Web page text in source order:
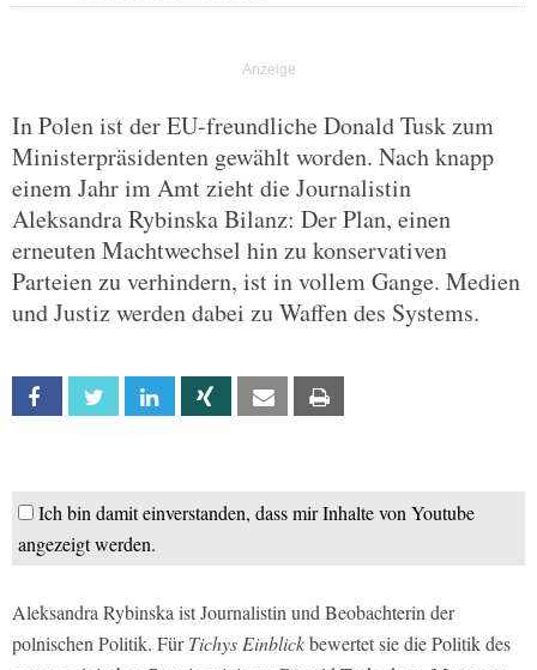
In Polen ist der EU-freundliche Donald Tusk zum
Ministerpräsidenten gewählt worden. Nach knapp
einem Jahr im Amt zieht die Journalistin
Aleksandra Rybinska Bilanz: Der Plan, einen
erneuten Machtwechsel hin zu konservativen
Parteien zu verhindern, ist in vollem Gange. Medien
und Justiz werden dabei zu Waffen des Systems.
Facebook Twitter Linkedin Xing Email
Ich bin damit einverstanden, dass mir Inhalte von Youtube
angezeigt werden.
Aleksandra Rybinska ist Journalistin und Beobachterin der
polnischen Politik. FürTichys Einblickbewertet sie die Politik des